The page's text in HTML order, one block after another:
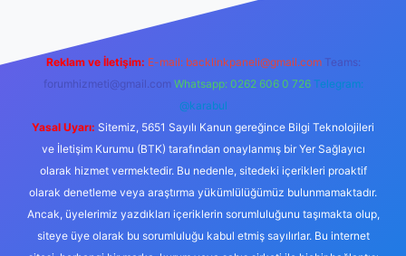
Reklam ve İletişim: E-mail: backlinkpaneli@gmail.com Teams:
forumhizmeti@gmail.com Whatsapp: 0262 606 0 726 Telegram:
@karabul
Yasal Uyarı: Sitemiz, 5651 Sayılı Kanun gereğince Bilgi Teknolojileri
ve İletişim Kurumu (BTK) tarafından onaylanmış bir Yer Sağlayıcı
olarak hizmet vermektedir. Bu nedenle, sitedeki içerikleri proaktif
olarak denetleme veya araştırma yükümlülüğümüz bulunmamaktadır.
Ancak, üyelerimiz yazdıkları içeriklerin sorumluluğunu taşımakta olup,
siteye üye olarak bu sorumluluğu kabul etmiş sayılırlar. Bu internet